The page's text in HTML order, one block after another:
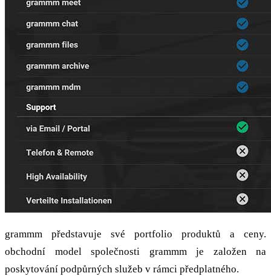
grammm představuje své portfolio produktů a ceny.
obchodní model společnosti grammm je založen na
poskytování podpůrných služeb v rámci předplatného.